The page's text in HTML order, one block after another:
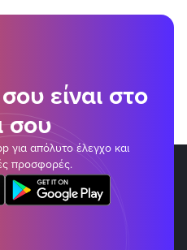
είναι στο
σου
για απόλυτο έλεγχο και
προσφορές.